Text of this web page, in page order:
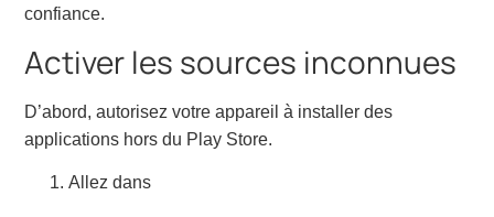
confiance.
Activer les sources inconnues
D’abord, autorisez votre appareil à installer des
applications hors du Play Store.
Allez dans